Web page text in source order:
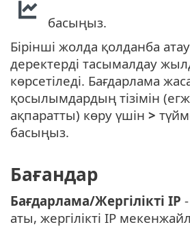
басыңыз.
Бірінші жолда қолданба
деректерді тасымалдау
көрсетіледі. Бағдарлама
қосылымдардың тізімін
ақпаратты) көру үшін >
басыңыз.
Бағандар
Бағдарлама/Жергілікті IP
аты, жергілікті IP